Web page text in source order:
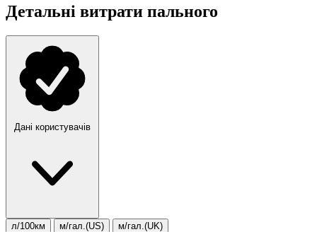
Детальні витрати пального
Дані користувачів
л/100км м/гал.(US) м/гал.(UK)